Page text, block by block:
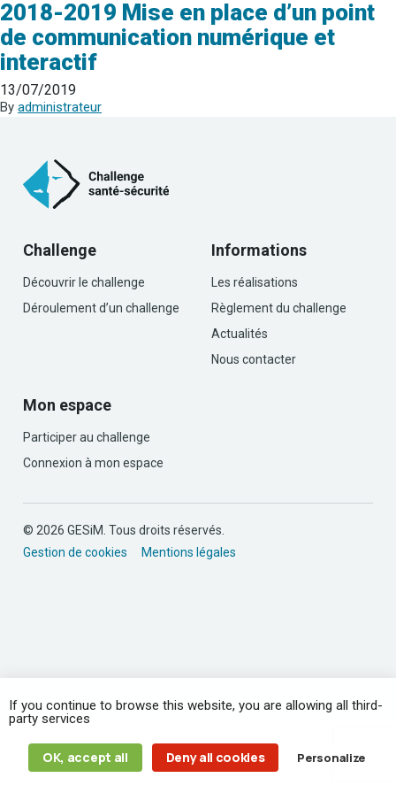
2018-2019 Mise en place d’un point
de communication numérique et
interactif
13/07/2019
By administrateur
Challenge
Découvrir le challenge
Déroulement d’un challenge
Informations
Les réalisations
Règlement du challenge
Actualités
Nous contacter
Mon espace
Participer au challenge
Connexion à mon espace
© 2026 GESiM. Tous droits réservés.
Gestion de cookies
Mentions légales
If you continue to browse this website, you are allowing all third-
party services
OK, accept all Deny all cookies Personalize